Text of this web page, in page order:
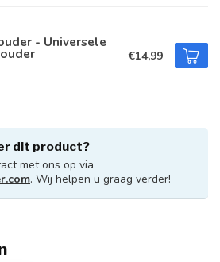
- Universele
€14,99
dit product?
met ons op via
. Wij helpen u graag verder!